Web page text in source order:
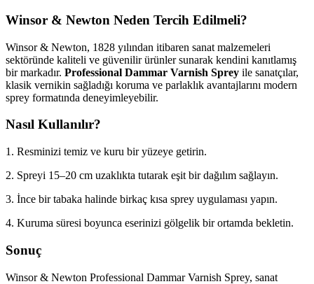
Winsor & Newton Neden Tercih Edilmeli?
Winsor & Newton, 1828 yılından itibaren sanat malzemeleri
sektöründe kaliteli ve güvenilir ürünler sunarak kendini kanıtlamış
bir markadır. Professional Dammar Varnish Sprey ile sanatçılar,
klasik vernikin sağladığı koruma ve parlaklık avantajlarını modern
sprey formatında deneyimleyebilir.
Nasıl Kullanılır?
1. Resminizi temiz ve kuru bir yüzeye getirin.
2. Spreyi 15–20 cm uzaklıkta tutarak eşit bir dağılım sağlayın.
3. İnce bir tabaka halinde birkaç kısa sprey uygulaması yapın.
4. Kuruma süresi boyunca eserinizi gölgelik bir ortamda bekletin.
Sonuç
Winsor & Newton Professional Dammar Varnish Sprey, sanat